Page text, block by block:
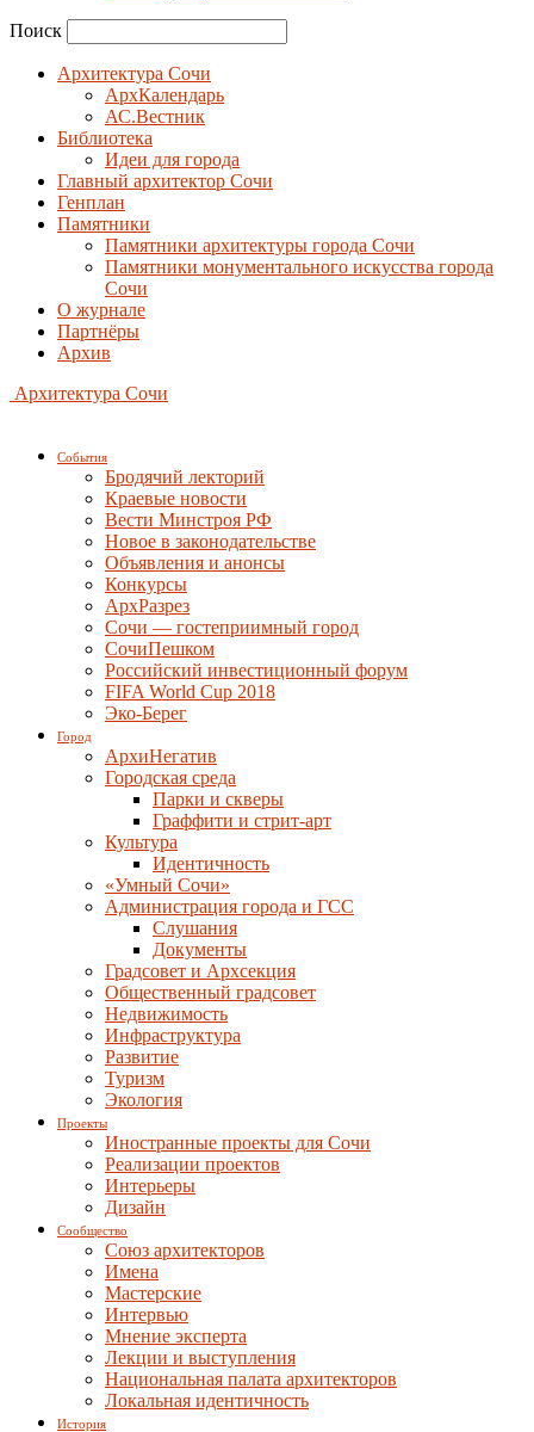
Поиск
Архитектура Сочи
АрхКалендарь
АС.Вестник
Библиотека
Идеи для города
Главный архитектор Сочи
Генплан
Памятники
Памятники архитектуры города Сочи
Памятники монументального искусства города
Сочи
О журнале
Партнёры
Архив
Архитектура Сочи
События
Бродячий лекторий
Краевые новости
Вести Минстроя РФ
Новое в законодательстве
Объявления и анонсы
Конкурсы
АрхРазрез
Сочи — гостеприимный город
СочиПешком
Российский инвестиционный форум
FIFA World Cup 2018
Эко-Берег
Город
АрхиНегатив
Городская среда
Парки и скверы
Граффити и стрит-арт
Культура
Идентичность
«Умный Сочи»
Администрация города и ГСС
Слушания
Документы
Градсовет и Архсекция
Общественный градсовет
Недвижимость
Инфраструктура
Развитие
Туризм
Экология
Проекты
Иностранные проекты для Сочи
Реализации проектов
Интерьеры
Дизайн
Сообщество
Союз архитекторов
Имена
Мастерские
Интервью
Мнение эксперта
Лекции и выступления
Национальная палата архитекторов
Локальная идентичность
История